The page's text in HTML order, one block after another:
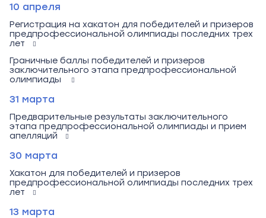
10 апреля
Регистрация на хакатон для победителей и призеров
предпрофессиональной олимпиады последних трех
лет
Граничные баллы победителей и призеров
заключительного этапа предпрофессиональной
олимпиады
31 марта
Предварительные результаты заключительного
этапа предпрофессиональной олимпиады и прием
апелляций
30 марта
Хакатон для победителей и призеров
предпрофессиональной олимпиады последних трех
лет
13 марта